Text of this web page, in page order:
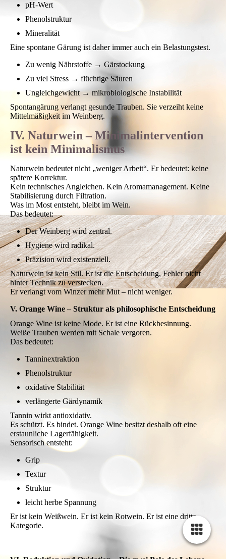
III. Nährstoffe, Stress und Gärdynamik
Ihre Aktivität hängt ab von:
Stickstoffgehalt (YAN)
Temperatur
Sauerstoffverfügbarkeit
pH-Wert
Phenolstruktur
Eine spontane Gärung ist daher immer auch ein Belastungstest.
Zu wenig Nährstoffe → Gärstockung
Zu viel Stress → flüchtige Säuren
Ungleichgewicht → mikrobiologische Instabilität
Spontangärung verlangt gesunde Trauben. Sie verzeiht keine
Mittelmäßigkeit im Weinberg.
IV. Naturwein – Minimalintervention
ist kein Minimalismus
Naturwein bedeutet nicht „weniger Arbeit“. Er bedeutet: keine
spätere Korrektur.
Kein technisches Angleichen. Kein Aromamanagement. Keine
Stabilisierung durch Filtration.
Was im Most entsteht, bleibt im Wein.
Das bedeutet:
Der Weinberg wird zentral.
Hygiene wird radikal.
Naturwein ist kein Stil. Er ist die Entscheidung, Fehler nicht
hinter Technik zu verstecken.
Er verlangt vom Winzer mehr Mut – nicht weniger.
V. Orange Wine – Struktur als philosophische Entscheidung
Orange Wine ist keine Mode. Er ist eine Rückbesinnung.
Weiße Trauben werden mit Schale vergoren.
Das bedeutet:
Tanninextraktion
Phenolstruktur
oxidative Stabilität
verlängerte Gärdynamik
Tannin wirkt antioxidativ.
Es schützt. Es bindet. Orange Wine besitzt deshalb oft eine
erstaunliche Lagerfähigkeit.